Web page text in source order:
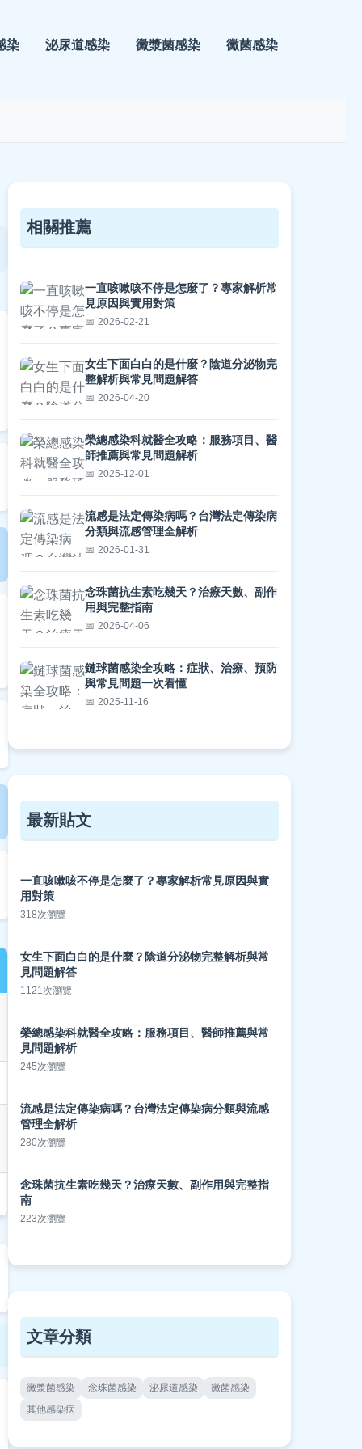
染 泌尿道感染 黴漿菌感染 黴菌感染
相關推薦
一直咳嗽咳不停是怎麼了？專家解析常
見原因與實用對策
2026-02-21
女生下面白白的是什麼？陰道分泌物完
整解析與常見問題解答
2026-04-20
榮總感染科就醫全攻略：服務項目、醫
師推薦與常見問題解析
2025-12-01
流感是法定傳染病嗎？台灣法定傳染病
分類與流感管理全解析
2026-01-31
念珠菌抗生素吃幾天？治療天數、副作
用與完整指南
2026-04-06
鏈球菌感染全攻略：症狀、治療、預防
與常見問題一次看懂
2025-11-16
最新貼文
一直咳嗽咳不停是怎麼了？專家解析常見原因與實
用對策
318次瀏覽
女生下面白白的是什麼？陰道分泌物完整解析與常
見問題解答
1121次瀏覽
榮總感染科就醫全攻略：服務項目、醫師推薦與常
見問題解析
245次瀏覽
流感是法定傳染病嗎？台灣法定傳染病分類與流感
管理全解析
280次瀏覽
念珠菌抗生素吃幾天？治療天數、副作用與完整指
南
223次瀏覽
文章分類
黴漿菌感染 念珠菌感染 泌尿道感染
黴菌感染
其他感染病